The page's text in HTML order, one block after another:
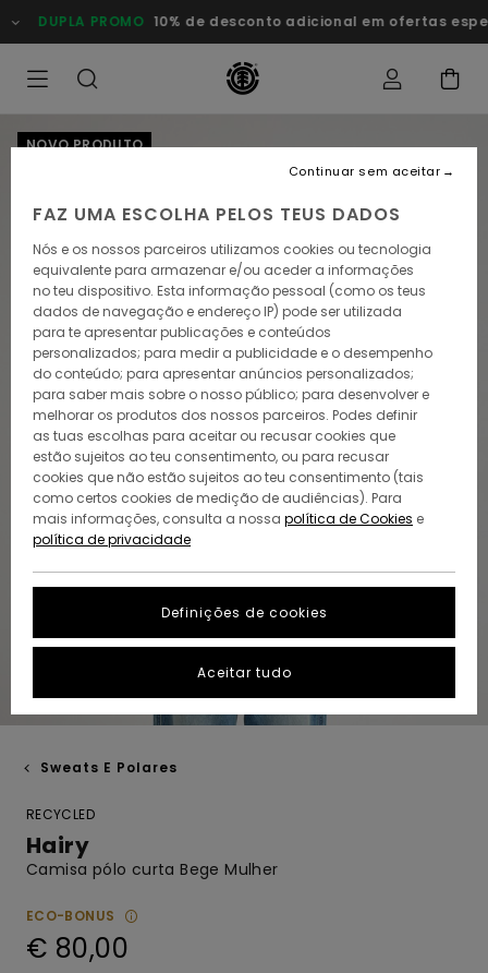
para
a
DUPLA PROMO 10% de desconto adicional em ofertas
NOVO PRODUTO
Sweats E Polares
RECYCLED
Hairy
Camisa pólo curta Bege Mulher
ECO-BONUS
€ 80,00
FAZ UMA ESCOLHA PELOS TEUS DADOS
Nós e os nossos parceiros utilizamos cookies ou tecnologia
equivalente para armazenar e/ou aceder a informações
no teu dispositivo. Esta informação pessoal (como os teus
dados de navegação e endereço IP) pode ser utilizada
para te apresentar publicações e conteúdos
personalizados; para medir a publicidade e o desempenho
do conteúdo; para apresentar anúncios personalizados;
para saber mais sobre o nosso público; para desenvolver e
melhorar os produtos dos nossos parceiros. Podes definir
as tuas escolhas para aceitar ou recusar cookies que
estão sujeitos ao teu consentimento, ou para recusar
cookies que não estão sujeitos ao teu consentimento (tais
como certos cookies de medição de audiências). Para
mais informações, consulta a nossa política de Cookies e
política de privacidade
Definições de cookies
Continuar sem aceitar
Aceitar tudo